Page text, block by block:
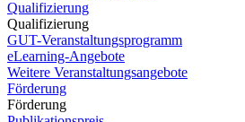
Qualifizierung
Qualifizierung
GUT-Veranstaltungsprogramm
eLearning-Angebote
Weitere Veranstaltungsangebote
Förderung
Förderung